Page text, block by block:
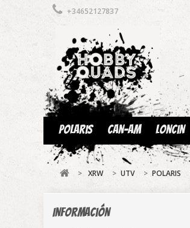
+34652127837
Polaris Can-am Loncin
> XRW > UTV > POLARIS
Información